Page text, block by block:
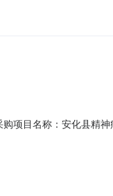
项目名称：安化县精
系人：联系电话：传真